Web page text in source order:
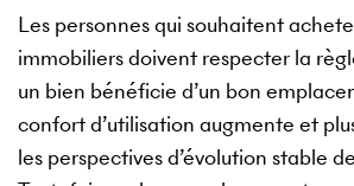
Les personnes qui souhaitent
immobiliers doivent respecter la
un bien bénéficie d’un bon
confort d’utilisation augmente et
les perspectives d’évolution stable